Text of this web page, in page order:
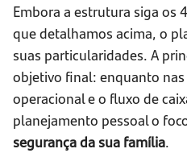
Embora a estrutura siga os
que detalhamos acima, o
suas particularidades. A
objetivo final: enquanto
operacional e o fluxo de
planejamento pessoal o
segurança da sua família.